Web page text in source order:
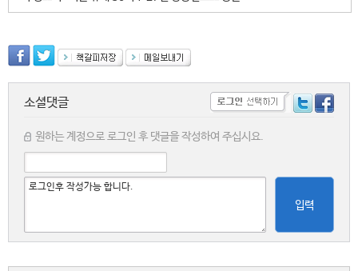
소셜댓글
원하는 계정으로 로그인 후 댓글을 작성하여 주십시요.
입력